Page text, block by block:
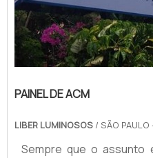
PAINEL DE ACM
LIBER LUMINOSOS / SÃO PAULO
Sempre que o assunto